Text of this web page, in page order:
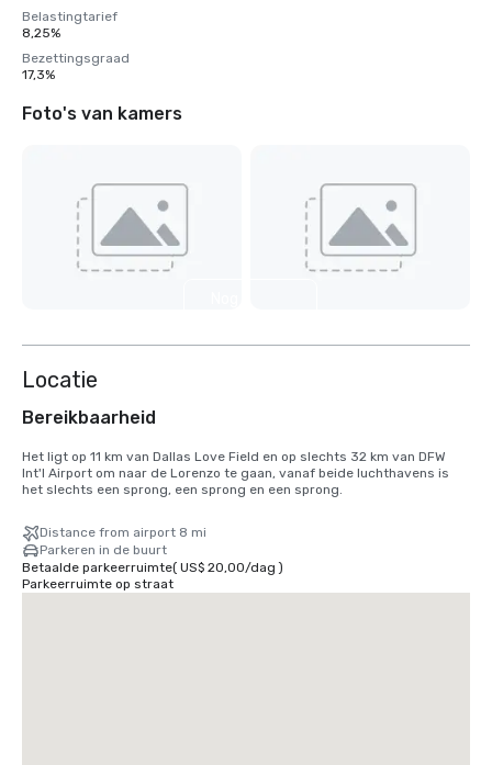
Belastingtarief
8,25%
Bezettingsgraad
17,3%
Foto's van kamers
Locatie
Bereikbaarheid
Het ligt op 11 km van Dallas Love Field en op slechts 32 km van DFW
Int'l Airport om naar de Lorenzo te gaan, vanaf beide luchthavens is
het slechts een sprong, een sprong en een sprong.
Distance from airport 8 mi
Parkeren in de buurt
Betaalde parkeerruimte( US$ 20,00/dag )
Parkeerruimte op straat